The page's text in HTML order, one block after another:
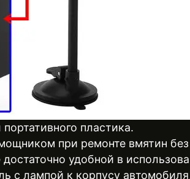
пластика.
при ремонте вмятин
удобной в
с лампой к корпусу